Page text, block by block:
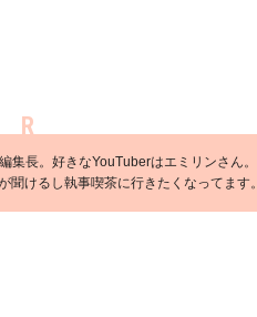
集長。好きなYouTuberはエミリンさん。
聞けるし執事喫茶に行きたくなってます。